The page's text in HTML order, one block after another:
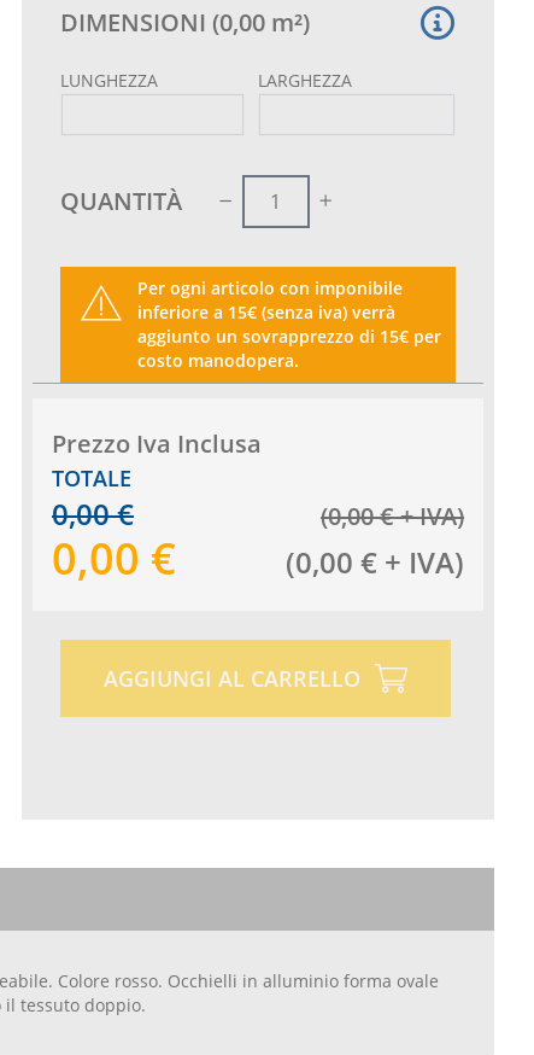
DIMENSIONI (0,00 m²)
LUNGHEZZA LARGHEZZA
QUANTITÀ
Per ogni articolo con imponibile
inferiore a 15€ (senza iva) verrà
aggiunto un sovrapprezzo di 15€ per
costo manodopera.
Prezzo Iva Inclusa
TOTALE
0,00€ (0,00€+ IVA)
0,00 € (0,00 € + IVA)
AGGIUNGI AL CARRELLO
Colore rosso. Occhielli in alluminio forma ovale
il tessuto doppio.